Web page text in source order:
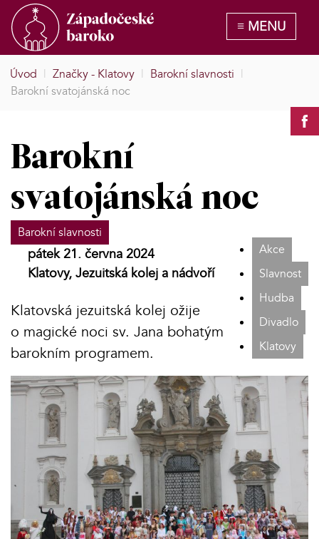
Úvod | Značky - Klatovy | Barokní slavnosti |
Barokní svatojánská noc
Barokní
svatojánská noc
Barokní slavnosti
Akce
Slavnost
Hudba
Divadlo
Klatovy
pátek 21. června 2024
Klatovy, Jezuitská kolej a nádvoří
Klatovská jezuitská kolej ožije
o magické noci sv. Jana bohatým
barokním programem.